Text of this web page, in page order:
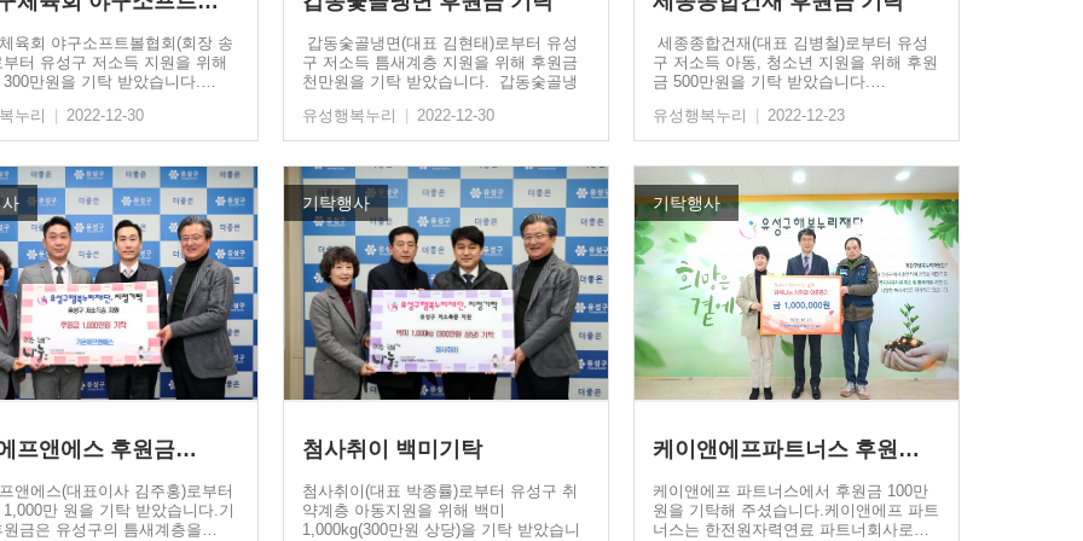
육회 야구소프트볼협회(회장 송
부터 유성구 저소득 지원을 위해
300만원을 기탁 받았습니다.…
누리
2022-12-30
갑동숯골냉면(대표 김현태)로부터 유성
구 저소득 틈새계층 지원을 위해 후원금
천만원을 기탁 받았습니다. 갑동숯골냉
유성행복누리
2022-12-30
세종종합건재(대표 김병철)로부터 유성
구 저소득 아동, 청소년 지원을 위해 후원
금 500만원을 기탁 받았습니다.…
유성행복누리
2022-12-23
프앤에스 후원금…
앤에스(대표이사 김주홍)로부터
만 원을 기탁 받았습니다.기
원금은 유성구의 틈새계층을…
기탁행사
첨사취이 백미기탁
첨사취이(대표 박종률)로부터 유성구 취
약계층 아동지원을 위해 백미
1,000kg(300만원 상당)을 기탁 받았습니
기탁행사
케이앤에프파트너스 후원금…
케이앤에프 파트너스에서 후원금 100만
원을 기탁해 주셨습니다.케이앤에프 파트
너스는 한전원자력연료 파트너회사로…